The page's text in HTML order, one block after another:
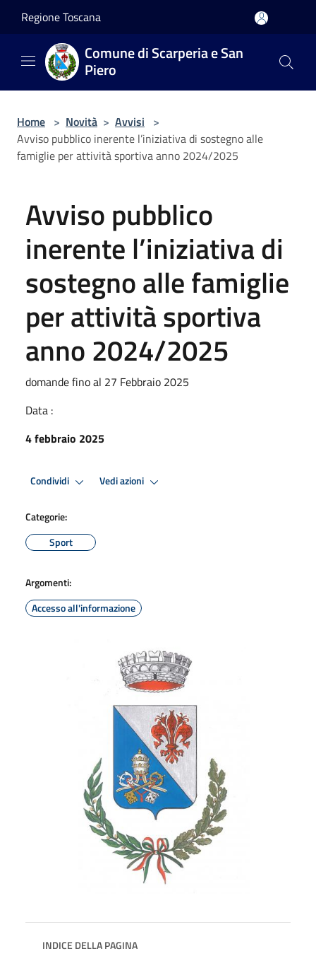
Regione Toscana
Comune di Scarperia e San
Piero
Home > Novità > Avvisi >
Avviso pubblico inerente l’iniziativa di sostegno alle
famiglie per attività sportiva anno 2024/2025
Avviso pubblico
inerente l’iniziativa di
sostegno alle famiglie
per attività sportiva
anno 2024/2025
domande fino al 27 Febbraio 2025
Data :
4 febbraio 2025
Condividi Vedi azioni
Categorie:
Sport
Argomenti:
Accesso all'informazione
INDICE DELLA PAGINA